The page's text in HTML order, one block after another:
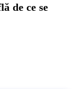
de ce se